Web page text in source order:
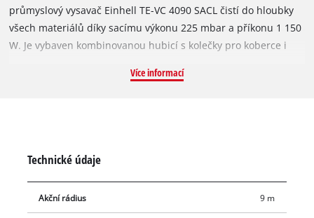
průmyslový vysavač Einhell TE-VC 4090 SACL čistí do hloubky
všech materiálů díky sacímu výkonu 225 mbar a příkonu 1 150
W. Je vybaven kombinovanou hubicí s kolečky pro koberce i
čalouněný nábytek a štěrbinovou hubicí pro těžko dostupná
zachytí i nejmenší částice ze vzduchu a je ideální pro alergiky.
Vysavač splňuje třídu ochrany proti prachu L podle Euronorm,
a lze jej tak použít i k suchému vysávání nebezpečného
Více informací
Technické údaje
Akční rádius 9 m